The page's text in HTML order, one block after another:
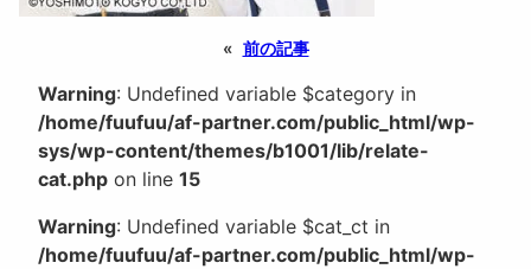
« 前の記事
Warning: Undefined variable $category in
/home/fuufuu/af-partner.com/public_html/wp-
sys/wp-content/themes/b1001/lib/relate-
cat.php on line 15
Warning: Undefined variable $cat_ct in
/home/fuufuu/af-partner.com/public_html/wp-